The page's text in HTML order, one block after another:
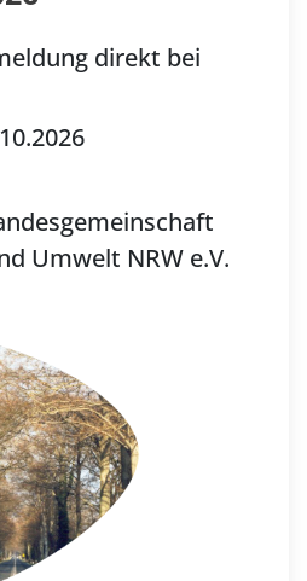
direkt bei
Umwelt NRW e.V.